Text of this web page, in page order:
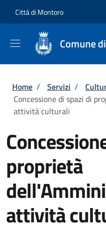
Città di Montoro
Comune
Briciole di
Home / Servizi /
Concessione di spazi di
attività culturali
proprietà
attività